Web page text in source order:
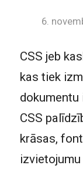
6.
CSS jeb
kas tiek
CSS
krāsas,